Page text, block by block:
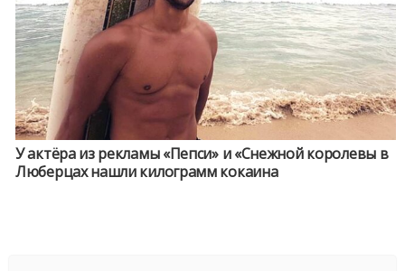
У актёра из рекламы «Пепси» и «Снежной королевы в
Люберцах нашли килограмм кокаина